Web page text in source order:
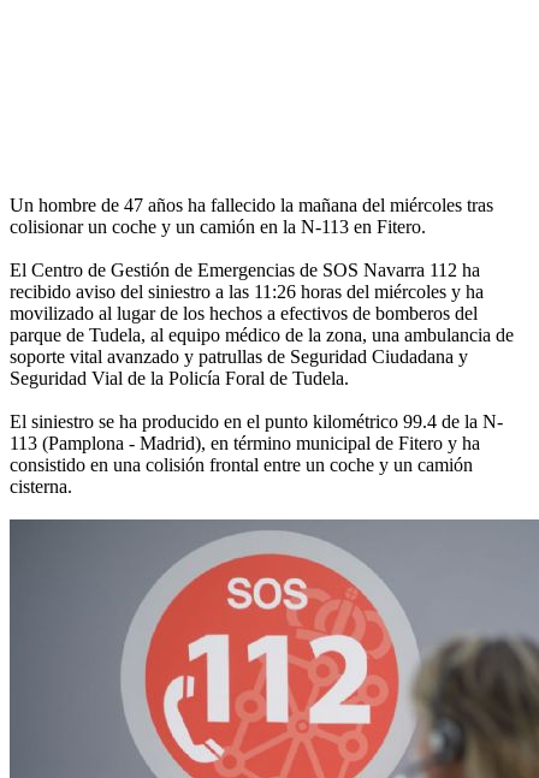
Un hombre de 47 años ha fallecido la mañana del miércoles tras
colisionar un coche y un camión en la N-113 en Fitero.
El Centro de Gestión de Emergencias de SOS Navarra 112 ha
recibido aviso del siniestro a las 11:26 horas del miércoles y ha
movilizado al lugar de los hechos a efectivos de bomberos del
parque de Tudela, al equipo médico de la zona, una ambulancia de
soporte vital avanzado y patrullas de Seguridad Ciudadana y
Seguridad Vial de la Policía Foral de Tudela.
El siniestro se ha producido en el punto kilométrico 99.4 de la N-
113 (Pamplona - Madrid), en término municipal de Fitero y ha
consistido en una colisión frontal entre un coche y un camión
cisterna.